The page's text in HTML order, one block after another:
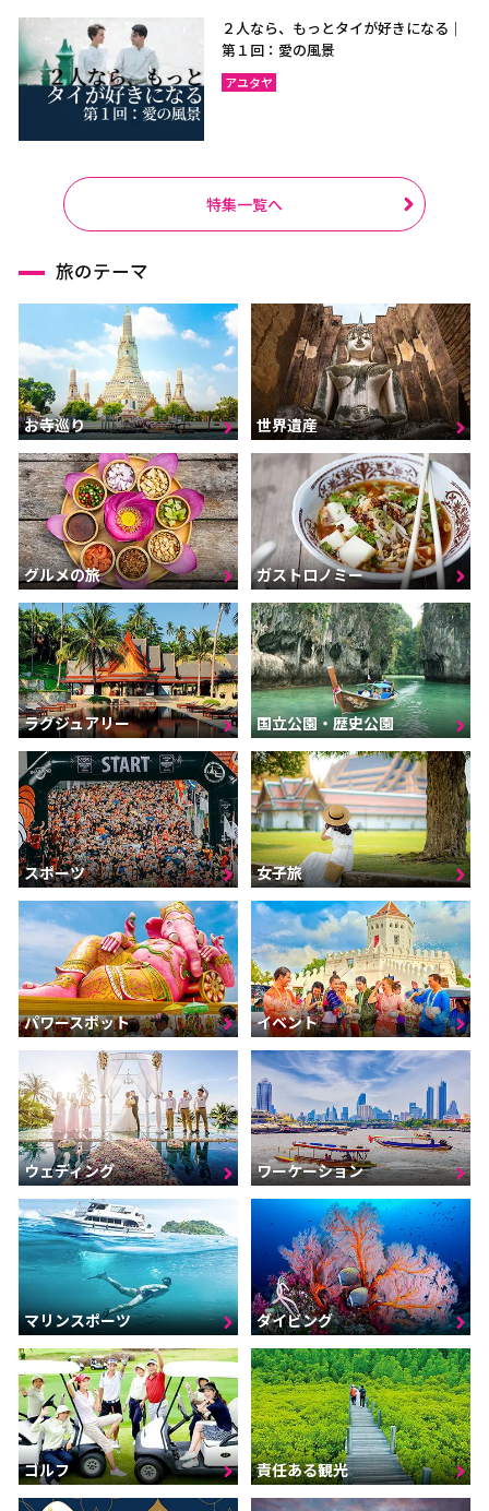
２人なら、もっとタイが好きになる｜
第１回：愛の風景
アユタヤ
特集一覧へ
旅のテーマ
お寺巡り 世界遺産
グルメの旅 ガストロノミー
ラグジュアリー 国立公園・歴史公園
スポーツ 女子旅
パワースポット イベント
ウェディング ワーケーション
マリンスポーツ ダイビング
ゴルフ 責任ある観光